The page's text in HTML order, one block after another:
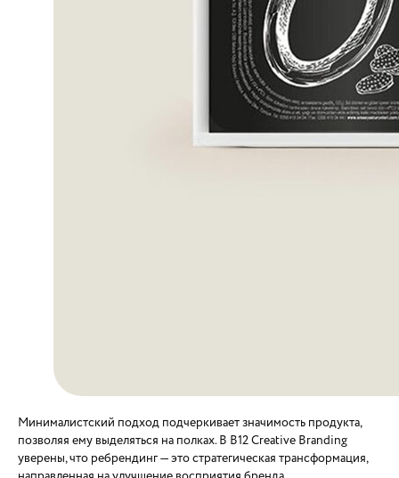
Минималистский подход подчеркивает значимость продукта,
позволяя ему выделяться на полках. В B12 Creative Branding
уверены, что ребрендинг — это стратегическая трансформация,